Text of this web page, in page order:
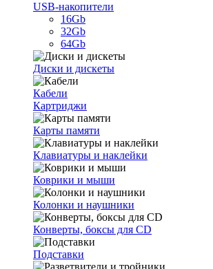
USB-накопители
16Gb
32Gb
64Gb
Диски и дискеты
Кабели
Картриджи
Карты памяти
Клавиатуры и наклейки
Коврики и мыши
Колонки и наушники
Конверты, боксы для CD
Подставки